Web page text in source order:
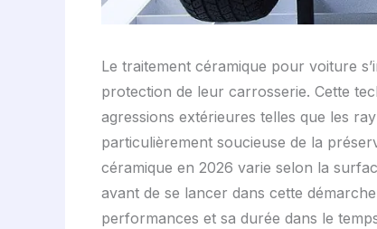
Le traitement céramique pour voiture
protection de leur carrosserie. Cette
agressions extérieures telles que les
particulièrement soucieuse de la
céramique en 2026 varie selon la
avant de se lancer dans cette
performances et sa durée dans le